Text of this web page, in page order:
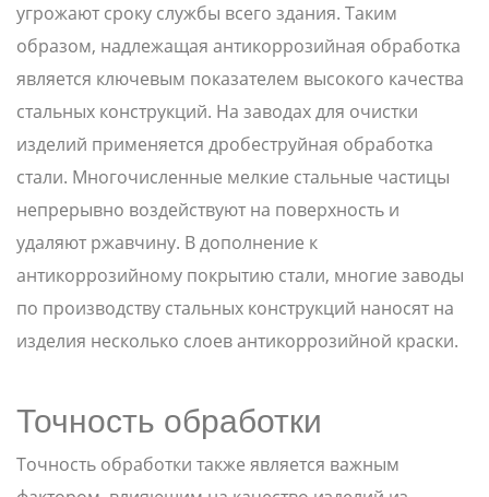
угрожают сроку службы всего здания. Таким
образом, надлежащая антикоррозийная обработка
является ключевым показателем высокого качества
стальных конструкций. На заводах для очистки
изделий применяется дробеструйная обработка
стали. Многочисленные мелкие стальные частицы
непрерывно воздействуют на поверхность и
удаляют ржавчину. В дополнение к
антикоррозийному покрытию стали, многие заводы
по производству стальных конструкций наносят на
изделия несколько слоев антикоррозийной краски.
Точность обработки
Точность обработки также является важным